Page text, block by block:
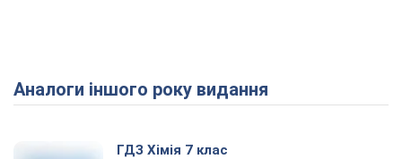
Аналоги іншого року видання
ГДЗ Хімія 7 клас